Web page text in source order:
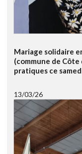
Mariage solidaire
(commune de
pratiques ce
13/03/26